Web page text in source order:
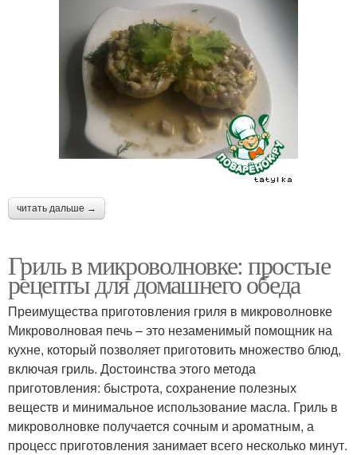
читать дальше →
Гриль в микроволновке: простые
рецепты для домашнего обеда
Преимущества приготовления гриля в микроволновке
Микроволновая печь – это незаменимый помощник на
кухне, который позволяет приготовить множество блюд,
включая гриль. Достоинства этого метода
приготовления: быстрота, сохранение полезных
веществ и минимальное использование масла. Гриль в
микроволновке получается сочным и ароматным, а
процесс приготовления занимает всего несколько минут.